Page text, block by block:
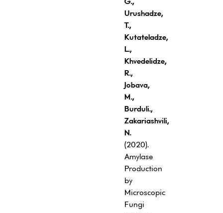
Urushadze,
T.,
Kutateladze,
L.,
Khvedelidze,
R.,
Jobava,
M.,
Burduli.,
Zakariashvili,
N.
(2020).
Amylase
Production
by
Microscopic
Fungi